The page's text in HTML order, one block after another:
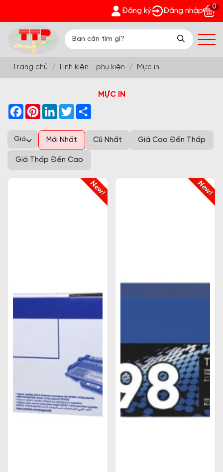
quà bất ngờ Đón Hè Sang chi tiết tại 'Khuyến Mãi'
Đăng ký Đăng nhập
0
Trang chủ Linh kiện - phụ kiện Mực in
MỰC IN
Facebook
PinterestLinkedInTwitter
Giá Mới Nhất Cũ Nhất Giá Cao Đến Thấp
Giá Thấp Đến Cao